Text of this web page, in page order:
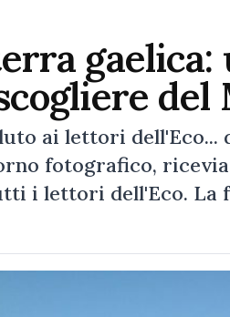
del
ai lettori dell'Eco...
fotografico,
i lettori dell'Eco. La